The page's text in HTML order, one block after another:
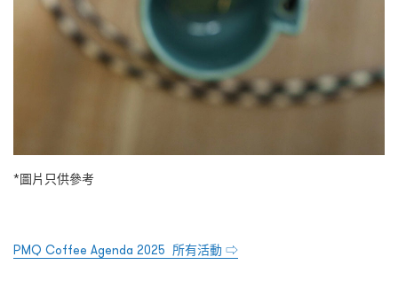
*圖片只供參考
PMQ Coffee Agenda 2025 所有活動 ⇨